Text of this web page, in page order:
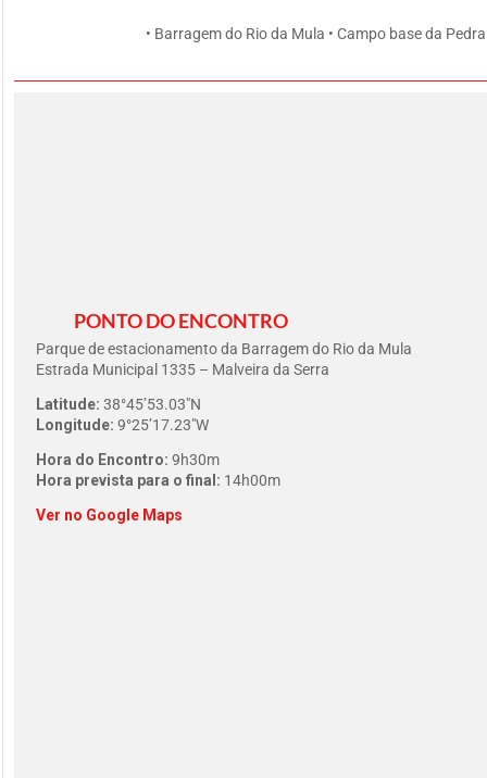
• Barragem do Rio da Mula • Campo base da
PONTO DO ENCONTRO
Parque de estacionamento da Barragem do Rio da Mula
Estrada Municipal 1335 – Malveira da Serra
Latitude: 38°45’53.03″N
Longitude: 9°25’17.23″W
Hora do Encontro: 9h30m
Hora prevista para o final: 14h00m
Ver no Google Maps